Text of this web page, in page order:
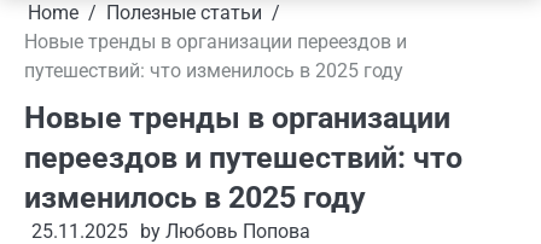
Home
Полезные статьи
Новые тренды в организации переездов и
путешествий: что изменилось в 2025 году
Новые тренды в организации
переездов и путешествий: что
изменилось в 2025 году
25.11.2025 by Любовь Попова